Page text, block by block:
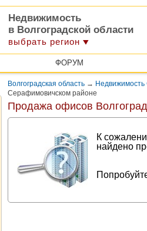
Недвижимость
в Волгоградской области
выбрать регион
ФОРУМ
Волгоградская область →
Серафимовичском районе
Продажа офисов
К
найдено